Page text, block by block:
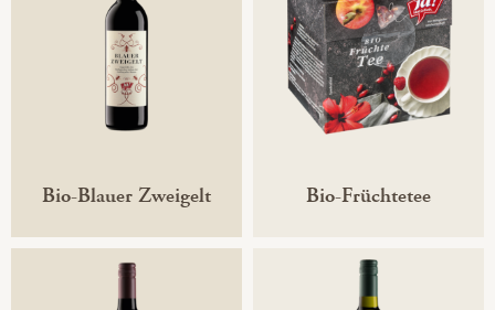
Bio-Blauer Zweigelt Bio-Früchtetee